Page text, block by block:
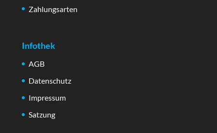
Zahlungsarten
Infothek
AGB
Datenschutz
Impressum
Satzung